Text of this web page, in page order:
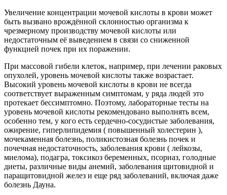
Увеличение концентрации мочевой кислоты в крови может
быть вызвано врождённой склонностью организма к
чрезмерному производству мочевой кислоты или
недостаточным её выведением в связи со сниженной
функцией почек при их поражении.
При массовой гибели клеток, например, при лечении раковых
опухолей, уровень мочевой кислоты также возрастает.
Высокий уровень мочевой кислоты в крови не всегда
соответствует выраженным симптомам, у ряда людей это
протекает бессимптомно. Поэтому, лабораторные тесты на
уровень мочевой кислоты рекомендовано выполнять всем,
особенно тем, у кого есть сердечно-сосудистые заболевания,
ожирение, гиперлипидемия ( повышенный холестерин ),
мочекаменная болезнь, поликистозная болезнь почек и
почечная недостаточность, заболевания крови ( лейкозы,
миелома), подагра, токсикоз беременных, псориаз, голодные
диеты, различные виды анемий, заболевания щитовидной и
паращитовидной желез и еще ряд заболеваний, включая даже
болезнь Дауна.